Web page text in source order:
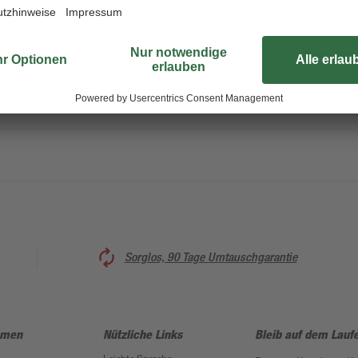
52 mm
von 0 – 15 Grad
aus. Er passt zu allen Wannen
seitlichen Ablaufstutzen DN 50,
ausrichten lässt. Das integrierte
Geruchsverschlusstechnik nach
die Reinigung und macht die
Sorglos, 90 Tage Umtauschgarantie
Nützliche Links Bleib auf dem